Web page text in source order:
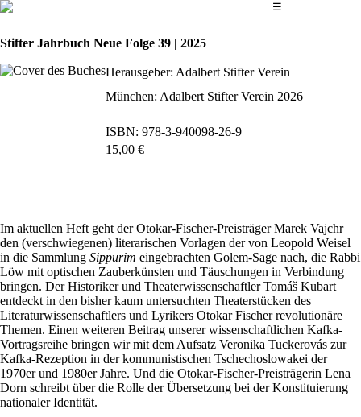
Das
☰
Stifter Jahrbuch Neue Folge 39 | 2025
Herausgeber: Adalbert Stifter Verein
München: Adalbert Stifter Verein 2026
ISBN: 978-3-940098-26-9
15,00 €
Im aktuellen Heft geht der Otokar-Fischer-Preisträger Marek Vajchr
den (verschwiegenen) literarischen Vorlagen der von Leopold Weisel
in die Sammlung Sippurim eingebrachten Golem-Sage nach, die Rabbi
Löw mit optischen Zauberkünsten und Täuschungen in Verbindung
bringen. Der Historiker und Theaterwissenschaftler Tomáš Kubart
entdeckt in den bisher kaum untersuchten Theaterstücken des
Literaturwissenschaftlers und Lyrikers Otokar Fischer revolutionäre
Themen. Einen weiteren Beitrag unserer wissenschaftlichen Kafka-
Vortragsreihe bringen wir mit dem Aufsatz Veronika Tuckerovás zur
Kafka-Rezeption in der kommunistischen Tschechoslowakei der
1970er und 1980er Jahre. Und die Otokar-Fischer-Preisträgerin Lena
Dorn schreibt über die Rolle der Übersetzung bei der Konstituierung
nationaler Identität.